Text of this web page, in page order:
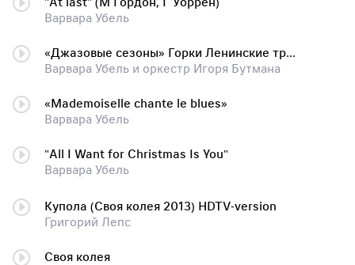
Варвара Убель
«Джазовые сезоны» Горки Ленинские трансляция
Варвара Убель и оркестр Игоря Бутмана
«Mademoiselle chante le blues»
Варвара Убель
"All I Want for Christmas Is You"
Варвара Убель
Купола (Своя колея 2013) HDTV-version
Григорий Лепс
Своя колея